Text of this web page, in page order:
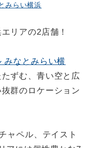
みらい横浜
リアの2店舗！
みなとみらい横
ずむ、青い空と広
群のロケーション
ャペル、テイスト